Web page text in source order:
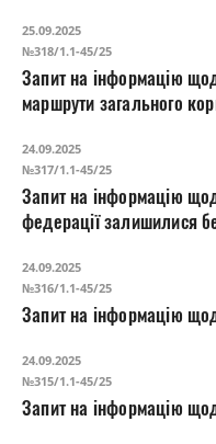
25.09.2025
№318/1.1-45/25
Запит на інформацію
маршрути загального
24.09.2025
№317/1.1-45/25
Запит на інформацію
федерації залишилися
24.09.2025
№316/1.1-45/25
Запит на інформацію
24.09.2025
№315/1.1-45/25
Запит на інформацію